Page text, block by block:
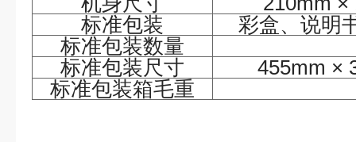
标准包装
彩盒、说明
标准包装数量
标准包装尺寸
455mm ×
标准包装箱毛重